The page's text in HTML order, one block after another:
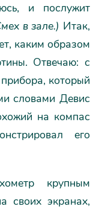
и послужит
в зале.) Итак,
каким образом
Отвечаю: с
который
словами Девис
на компас
его
крупным
своих экранах,